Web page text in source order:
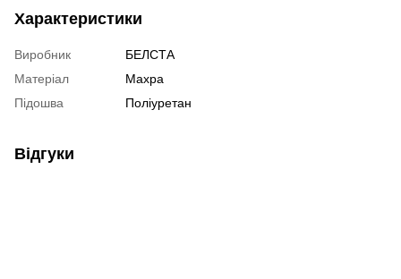
Характеристики
Виробник
БЕЛСТА
Матеріал
Махра
Підошва
Поліуретан
Відгуки